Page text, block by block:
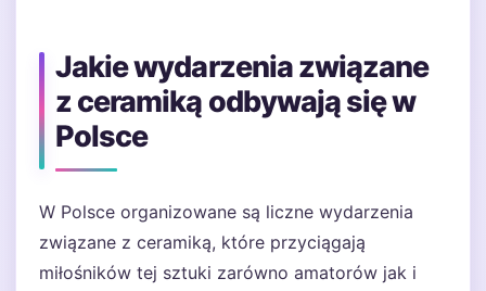
Jakie wydarzenia związane
z ceramiką odbywają się w
Polsce
W Polsce organizowane są liczne wydarzenia
związane z ceramiką, które przyciągają
miłośników tej sztuki zarówno amatorów jak i